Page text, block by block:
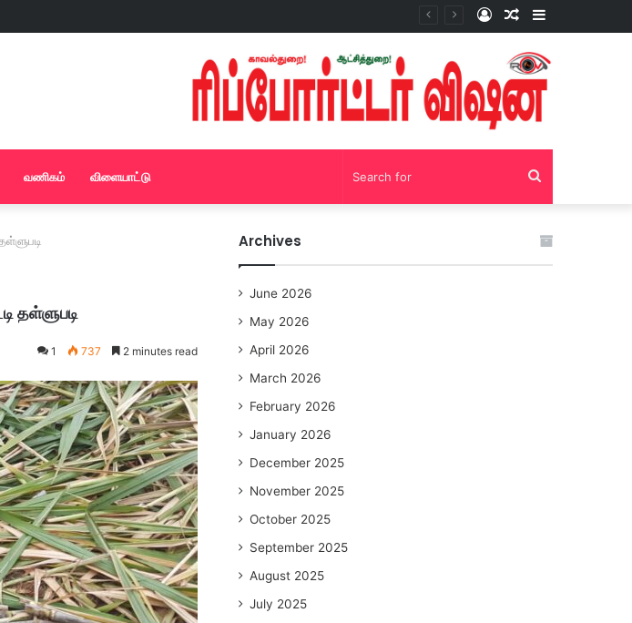
Sidebar
Random
Log
வணிகம் விளையாட்டு Search
தள்ளுபடி
1 737 2 minutes read
Archives
June 2026
May 2026
April 2026
March 2026
February 2026
January 2026
December 2025
November 2025
October 2025
September 2025
August 2025
July 2025